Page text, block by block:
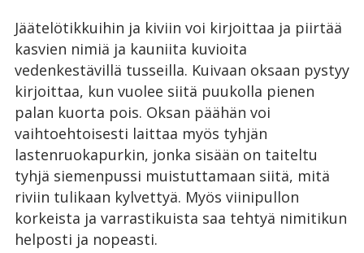
Jäätelötikkuihin ja kiviin voi kirjoittaa ja piirtää
kasvien nimiä ja kauniita kuvioita
vedenkestävillä tusseilla. Kuivaan oksaan pystyy
kirjoittaa, kun vuolee siitä puukolla pienen
palan kuorta pois. Oksan päähän voi
vaihtoehtoisesti laittaa myös tyhjän
lastenruokapurkin, jonka sisään on taiteltu
tyhjä siemenpussi muistuttamaan siitä, mitä
riviin tulikaan kylvettyä. Myös viinipullon
korkeista ja varrastikuista saa tehtyä nimitikun
helposti ja nopeasti.